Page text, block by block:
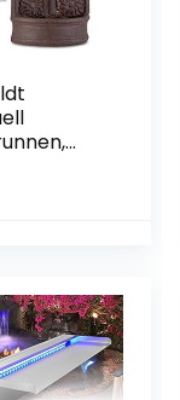
Florale
mit Akku,
Kabel: